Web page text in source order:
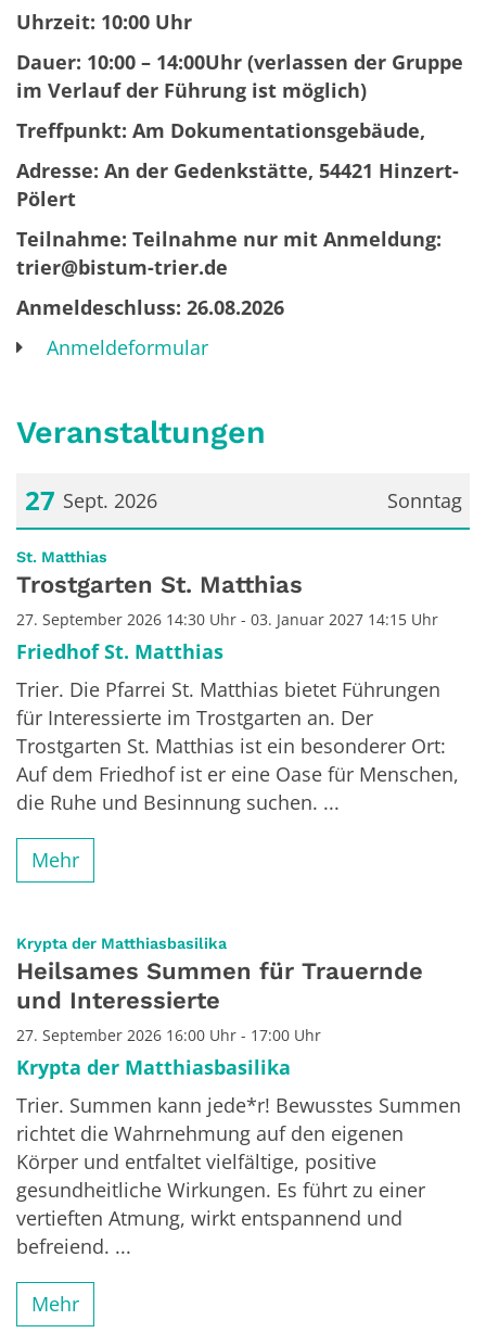
Uhrzeit: 10:00 Uhr
Dauer: 10:00 – 14:00Uhr (verlassen der Gruppe
im Verlauf der Führung ist möglich)
Treffpunkt: Am Dokumentationsgebäude,
Adresse: An der Gedenkstätte, 54421 Hinzert-
Pölert
Teilnahme: Teilnahme nur mit Anmeldung:
trier@bistum-trier.de
Anmeldeschluss: 26.08.2026
Anmeldeformular
Veranstaltungen
Sonntag
27 Sept. 2026
Datum: 27. September 2026
St. Matthias
Trostgarten St. Matthias
27. September 2026 14:30 Uhr - 03. Januar 2027 14:15 Uhr
Friedhof St. Matthias
Trier. Die Pfarrei St. Matthias bietet Führungen
für Interessierte im Trostgarten an. Der
Trostgarten St. Matthias ist ein besonderer Ort:
Auf dem Friedhof ist er eine Oase für Menschen,
die Ruhe und Besinnung suchen. ...
Mehr
Krypta der Matthiasbasilika
Heilsames Summen für Trauernde
und Interessierte
27. September 2026 16:00 Uhr - 17:00 Uhr
Krypta der Matthiasbasilika
Trier. Summen kann jede*r! Bewusstes Summen
richtet die Wahrnehmung auf den eigenen
Körper und entfaltet vielfältige, positive
gesundheitliche Wirkungen. Es führt zu einer
vertieften Atmung, wirkt entspannend und
befreiend. ...
Mehr